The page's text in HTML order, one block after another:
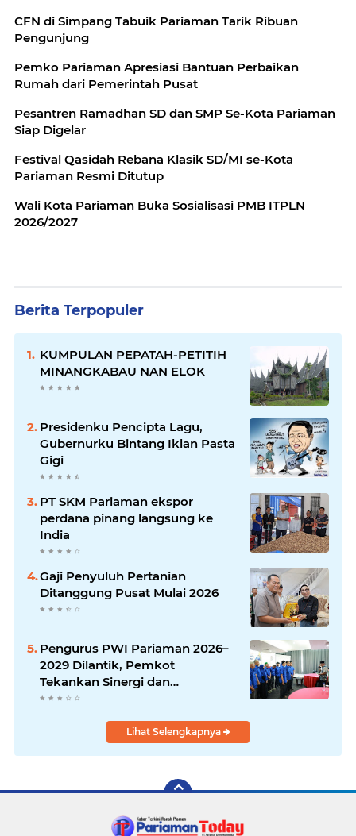
CFN di Simpang Tabuik Pariaman Tarik Ribuan
Pengunjung
Pemko Pariaman Apresiasi Bantuan Perbaikan
Rumah dari Pemerintah Pusat
Pesantren Ramadhan SD dan SMP Se-Kota Pariaman
Siap Digelar
Festival Qasidah Rebana Klasik SD/MI se-Kota
Pariaman Resmi Ditutup
Wali Kota Pariaman Buka Sosialisasi PMB ITPLN
2026/2027
Berita Terpopuler
KUMPULAN PEPATAH-PETITIH
MINANGKABAU NAN ELOK
Presidenku Pencipta Lagu,
Gubernurku Bintang Iklan Pasta
Gigi
PT SKM Pariaman ekspor
perdana pinang langsung ke
India
Gaji Penyuluh Pertanian
Ditanggung Pusat Mulai 2026
Pengurus PWI Pariaman 2026–
2029 Dilantik, Pemkot
Tekankan Sinergi dan
Profesionalisme Pers
Lihat Selengkapnya